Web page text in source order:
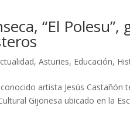
“El
,Asturies, Educación,
artista Jesús Castañón
Gijonesa ubicado en la